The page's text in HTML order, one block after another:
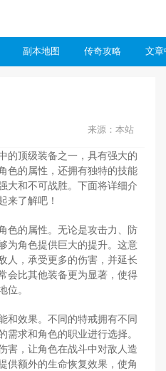
副本地图 传奇攻略 文章
来源：本站
的顶级装备之一，具有强大的
色的属性，还拥有独特的技能
大和不可战胜。下面将详细介
来了解吧！
色的属性。无论是攻击力、防
为角色提供巨大的提升。这意
人，承受更多的伤害，并延长
会比其他装备更为显著，使得
位。
和效果。不同的特戒拥有不同
需求和角色的职业进行选择。
害，让角色在战斗中对敌人造
供额外的生命恢复效果，使角